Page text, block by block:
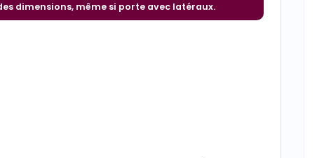
dimensions, même si porte avec latéraux.